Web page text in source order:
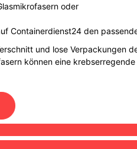
oder
Containerdienst24 den
und lose Verpackungen
können eine